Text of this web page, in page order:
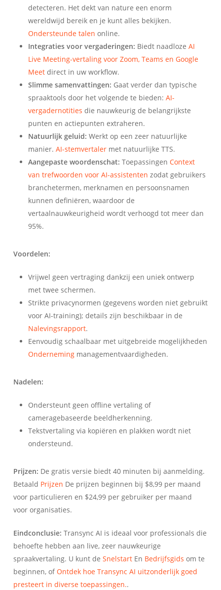
detecteren. Het dekt van nature een enorm
wereldwijd bereik en je kunt alles bekijken.
Ondersteunde talen online.
Integraties voor vergaderingen: Biedt naadloze AI
Live Meeting-vertaling voor Zoom, Teams en Google
Meetdirect in uw workflow.
Slimme samenvattingen: Gaat verder dan typische
spraaktools door het volgende te bieden: AI-
vergadernotities die nauwkeurig de belangrijkste
punten en actiepunten extraheren.
Natuurlijk geluid: Werkt op een zeer natuurlijke
manier. AI-stemvertalermet natuurlijke TTS.
Aangepaste woordenschat: Toepassingen Context
van trefwoorden voor AI-assistenten zodat gebruikers
branchetermen, merknamen en persoonsnamen
kunnen definiëren, waardoor de
vertaalnauwkeurigheid wordt verhoogd tot meer dan
95%.
Voordelen:
Vrijwel geen vertraging dankzij een uniek ontwerp
met twee schermen.
Strikte privacynormen (gegevens worden niet gebruikt
voor AI-training); details zijn beschikbaar in de
Nalevingsrapport.
Eenvoudig schaalbaar met uitgebreide mogelijkheden
Ondernemingmanagementvaardigheden.
Nadelen:
Ondersteunt geen offline vertaling of
cameragebaseerde beeldherkenning.
Tekstvertaling via kopiëren en plakken wordt niet
ondersteund.
Prijzen: De gratis versie biedt 40 minuten bij aanmelding.
Betaald Prijzen De prijzen beginnen bij $8,99 per maand
voor particulieren en $24,99 per gebruiker per maand
voor organisaties.
Eindconclusie: Transync AI is ideaal voor professionals die
behoefte hebben aan live, zeer nauwkeurige
spraakvertaling. U kunt de SnelstartEn Bedrijfsgids om te
beginnen, ofOntdek hoe Transync AI uitzonderlijk goed
presteert in diverse toepassingen..